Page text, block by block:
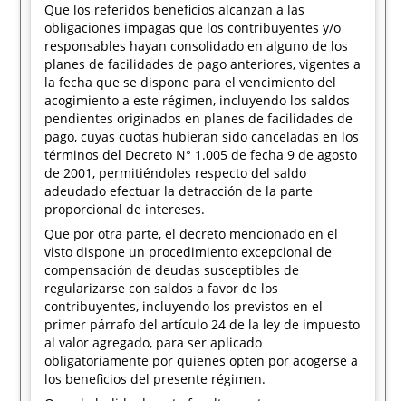
Que los referidos beneficios alcanzan a las
obligaciones impagas que los contribuyentes y/o
responsables hayan consolidado en alguno de los
planes de facilidades de pago anteriores, vigentes a
la fecha que se dispone para el vencimiento del
acogimiento a este régimen, incluyendo los saldos
pendientes originados en planes de facilidades de
pago, cuyas cuotas hubieran sido canceladas en los
términos del Decreto N° 1.005 de fecha 9 de agosto
de 2001, permitiéndoles respecto del saldo
adeudado efectuar la detracción de la parte
proporcional de intereses.
Que por otra parte, el decreto mencionado en el
visto dispone un procedimiento excepcional de
compensación de deudas susceptibles de
regularizarse con saldos a favor de los
contribuyentes, incluyendo los previstos en el
primer párrafo del artículo 24 de la ley de impuesto
al valor agregado, para ser aplicado
obligatoriamente por quienes opten por acogerse a
los beneficios del presente régimen.